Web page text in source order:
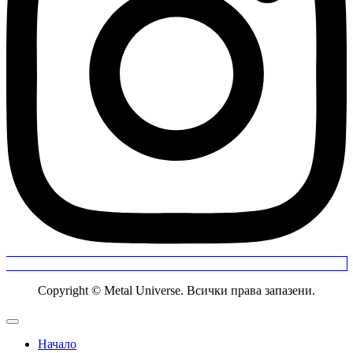
Copyright © Metal Universe. Всички права запазени.
Начало